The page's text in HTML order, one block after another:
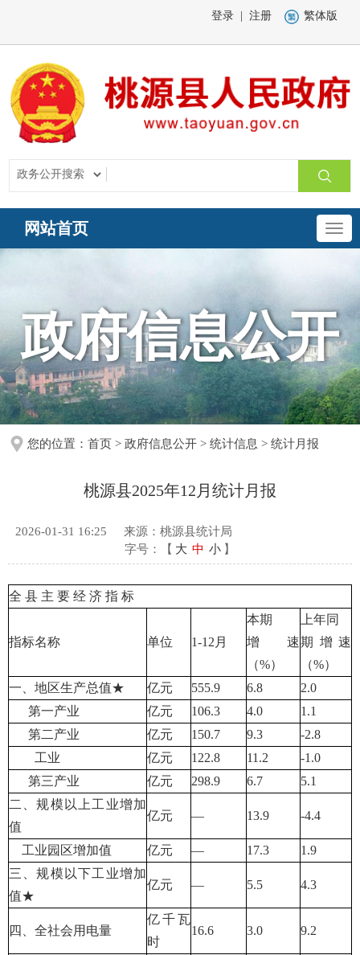
登录 注册 繁体版
网站首页
政府信息公开
您的位置： 首页 > 政府信息公开 > 统计信息 > 统计月报
桃源县2025年12月统计月报
2026-01-31 16:25
来源：桃源县统计局
字号：【 大 中 小 】
全 县 主 要 经 济 指 标
指标名称 单位 1-12月
本期
增速
（%）
上年同
期增速
（%）
一、地区生产总值★
亿元 555.9 6.8
2.0
第一产业
亿元 106.3 4.0
1.1
第二产业
亿元 150.7 9.3
-2.8
工业
亿元 122.8 11.2
-1.0
第三产业
亿元 298.9 6.7
5.1
二、规模以上工业增加
值
亿元 — 13.9 -4.4
工业园区增加值 亿元 — 17.3
1.9
三、规模以下工业增加
值★
亿元 — 5.5 4.3
四、全社会用电量
亿千瓦
时
16.6 3.0 9.2